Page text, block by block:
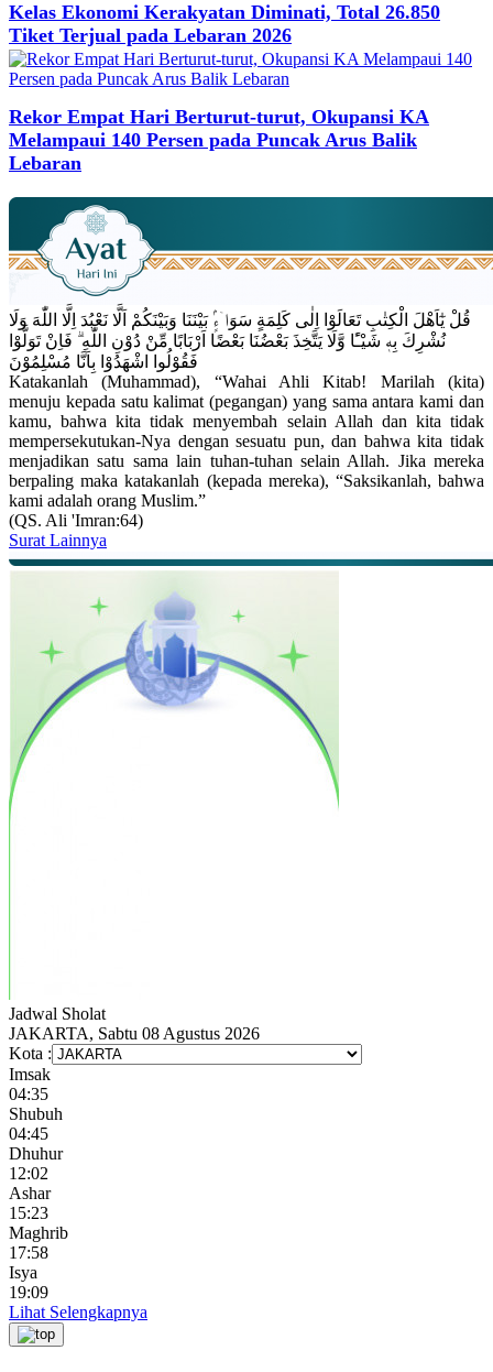
Kelas Ekonomi Kerakyatan Diminati, Total 26.850
Tiket Terjual pada Lebaran 2026
Rekor Empat Hari Berturut-turut, Okupansi KA
Melampaui 140 Persen pada Puncak Arus Balik
Lebaran
قُلْ يٰٓاَهْلَ الْكِتٰبِ تَعَالَوْا اِلٰى كَلِمَةٍ سَوَاۤءٍۢ بَيْنَنَا وَبَيْنَكُمْ اَلَّا نَعْبُدَ اِلَّا اللّٰهَ وَلَا
نُشْرِكَ بِهٖ شَيْـًٔا وَّلَا يَتَّخِذَ بَعْضُنَا بَعْضًا اَرْبَابًا مِّنْ دُوْنِ اللّٰهِ ۗ فَاِنْ تَوَلَّوْا
فَقُوْلُوا اشْهَدُوْا بِاَنَّا مُسْلِمُوْنَ
Katakanlah (Muhammad), “Wahai Ahli Kitab! Marilah (kita)
menuju kepada satu kalimat (pegangan) yang sama antara kami dan
kamu, bahwa kita tidak menyembah selain Allah dan kita tidak
mempersekutukan-Nya dengan sesuatu pun, dan bahwa kita tidak
menjadikan satu sama lain tuhan-tuhan selain Allah. Jika mereka
berpaling maka katakanlah (kepada mereka), “Saksikanlah, bahwa
kami adalah orang Muslim.”
(QS. Ali 'Imran:64)
Surat Lainnya
Jadwal Sholat
JAKARTA, Sabtu 08 Agustus 2026
Kota :
Imsak
04:35
Shubuh
04:45
Dhuhur
12:02
Ashar
15:23
Maghrib
17:58
Isya
19:09
Lihat Selengkapnya